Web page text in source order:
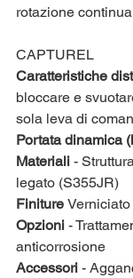
rotazione
CAPTUREL
Caratteristiche
bloccare e
sola leva di
Portata dinamica
Materiali -
legato (S355JR)
Finiture Verniciato
Opzioni -
anticorrosione
Accessori -